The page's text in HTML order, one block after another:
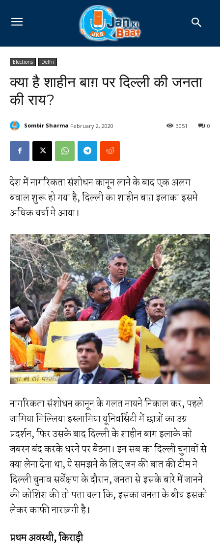
Elections Delhi
क्या है शाहीन बाग़ पर दिल्ली की जनता
की राय?
Sombir Sharma February 2, 2020 0
3051
देश में नागरिकता संशोधन कानून लाने के बाद एक अलग
बवाल शुरू हो गया है, दिल्ली का शाहीन बाग़ इलाका इसमे
अधिक चर्चा मे आया।
नागरिकता संशोधन कानून के गलत मायने निकाल कर, पहले
जामिया मिल्लिया इस्लामिया यूनिवर्सिटी में छात्रों का उग्र
प्रदर्शन, फिर उसके बाद दिल्ली के शाहीन बाग इलाके को
जबरन बंद करके धरने पर बैठना। इन सब का दिल्ली चुनावों से
क्या लेना देना था, ये समझने के लिए जन की बात की टीम ने
दिल्ली चुनाव सर्वेक्षण के दौरान, जनता से इसके बारे में जानने
की कोशिश की तो पता चला कि, इसका जनता के बीच इसको
लेकर काफी नाराज़गी है।
प्रथम अवस्थी, किराड़ी